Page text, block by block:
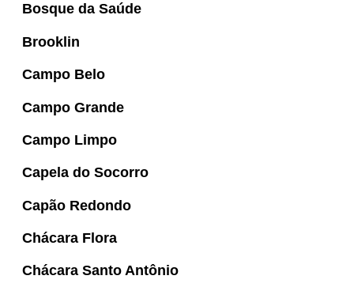
Bosque da Saúde
Brooklin
Campo Belo
Campo Grande
Campo Limpo
Capela do Socorro
Capão Redondo
Chácara Flora
Chácara Santo Antônio